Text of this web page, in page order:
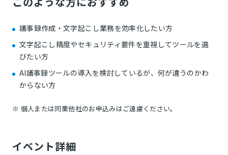
議事録作成・文字起こし業務を効率化したい方
文字起こし精度やセキュリティ要件を重視してツールを選
びたい方
AI議事録ツールの導入を検討しているが、何が違うのかわ
からない方
※ 個人または同業他社のお申込みはご遠慮ください。
イベント詳細